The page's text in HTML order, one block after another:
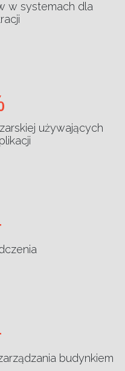
w systemach dla
używających
budynkiem